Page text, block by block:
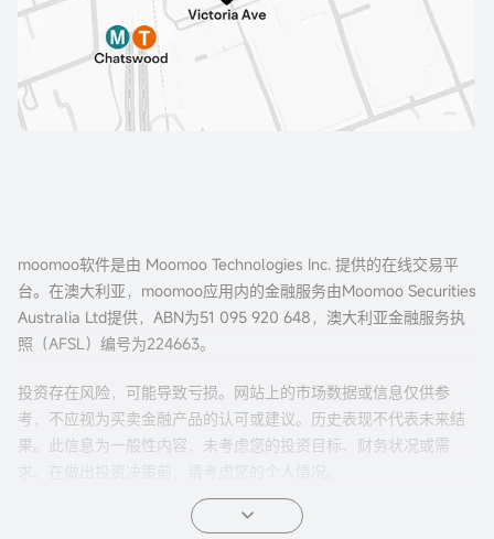
moomoo软件是由 Moomoo Technologies Inc. 提供的在线交易平
台。在澳大利亚，moomoo应用内的金融服务由Moomoo Securities
Australia Ltd提供，ABN为51 095 920 648，澳大利亚金融服务执
照（AFSL）编号为224663。
投资存在风险，可能导致亏损。网站上的市场数据或信息仅供参
考，不应视为买卖金融产品的认可或建议。历史表现不代表未来结
果。此信息为一般性内容，未考虑您的投资目标、财务状况或需
期权交易风险较高，并不适合所有投资者。期权的特性有可能导致